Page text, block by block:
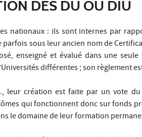
DES DU OU DIU
nationaux : ils sont internes par
sous leur ancien nom de
enseigné et évalué dans une
différentes ; son règlement
leur création est faite par un vote
qui fonctionnent donc sur fonds
le domaine de leur formation